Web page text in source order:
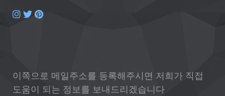
이쪽으로 메일주소를 등록해주시면 저희가 직접
도움이 되는 정보를 보내드리겠습니다